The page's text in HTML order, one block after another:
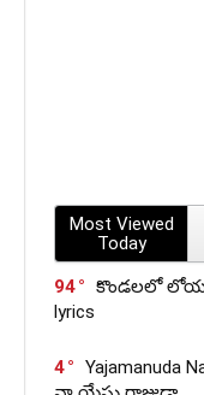
Most Viewed
Today
94
కొండలలో
lyrics
4
Yajamanuda